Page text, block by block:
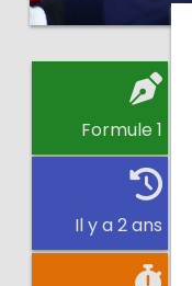
Formule 1
Il y a 2 ans